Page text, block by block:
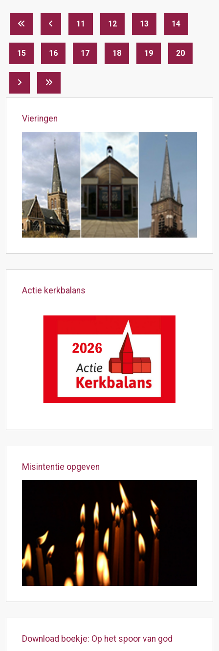
11 12 13 14
15 16 17 18 19 20
Vieringen
Actie kerkbalans
Misintentie opgeven
Download boekje: Op het spoor van god